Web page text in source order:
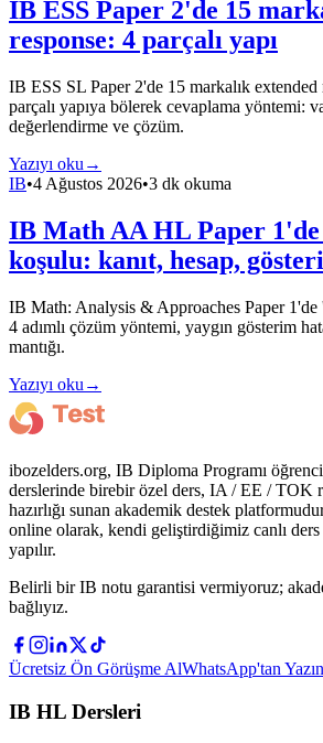
IB ESS Paper 2'de 15
response: 4 parçalı yapı
IB ESS SL Paper 2'de 15 markalık extended
parçalı yapıya bölerek cevaplama yöntemi:
değerlendirme ve çözüm.
Yazıyı oku →
IB•4 Ağustos 2026•3 dk okuma
IB Math AA HL Paper 1'de
koşulu: kanıt, hesap,
IB Math: Analysis & Approaches Paper 1'de
4 adımlı çözüm yöntemi, yaygın gösterim
mantığı.
Yazıyı oku →
ibozelders.org, IB Diploma Programı
derslerinde birebir özel ders, IA / EE / TOK
hazırlığı sunan akademik destek
online olarak, kendi geliştirdiğimiz canlı
yapılır.
Belirli bir IB notu garantisi vermiyoruz;
bağlıyız.
Ücretsiz Ön Görüşme AlWhatsApp'tan Yazın
IB HL Dersleri